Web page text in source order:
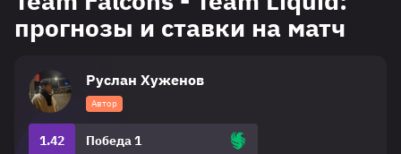
прогнозы и ставки на матч
Руслан Хуженов
Автор
1.42 Победа 1